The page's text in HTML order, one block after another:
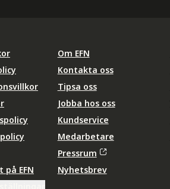
EFN
Om EFN
Kontakta oss
Tipsa oss
Jobba hos oss
Kundservice
Medarbetare
Pressrum
Nyhetsbrev